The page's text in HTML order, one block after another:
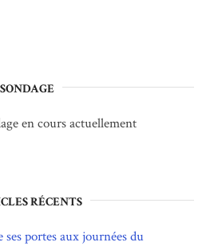
SONDAGE
en cours actuellement
RÉCENTS
portes aux journées du